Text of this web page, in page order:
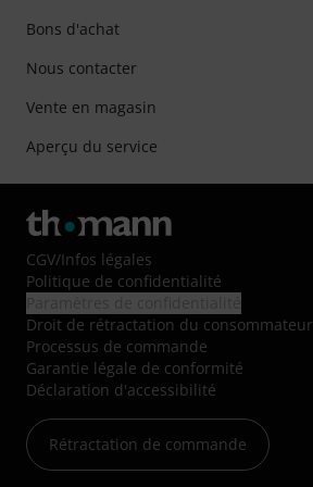
Bons d'achat
Nous contacter
Vente en magasin
Aperçu du service
CGV/Infos légales
Politique de confidentialité
Droit de rétractation du consommateur
Processus de commande
Garantie légale de conformité
Déclaration d'accessibilité
Rétractation de commande